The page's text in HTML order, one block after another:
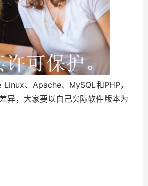
、Apache、MySQL和PHP，
异，大家要以自己实际软件版本为